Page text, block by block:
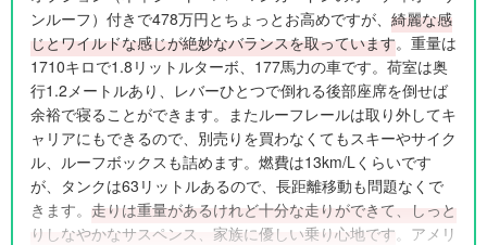
ンルーフ）付きで478万円とちょっとお高めですが、 綺麗な感
じとワイルドな感じが絶妙なバランスを取っています。重量は
1710キロで1.8リットルターボ、177馬力の車です。荷室は奥
行1.2メートルあり、レバーひとつで倒れる後部座席を倒せば
余裕で寝ることができます。またルーフレールは取り外してキ
ャリアにもできるので、別売りを買わなくてもスキーやサイク
ル、ルーフボックスも詰めます。燃費は13km/Lくらいです
が、タンクは63リットルあるので、長距離移動も問題なくで
きます。 走りは重量があるけれど十分な走りができて、しっと
りしなやかなサスペンス、家族に優しい乗り心地です。アメリ